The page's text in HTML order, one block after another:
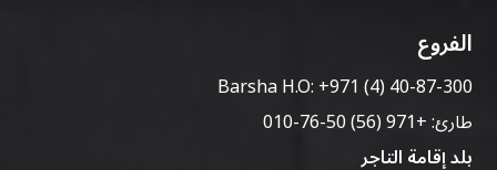
الفروع
Barsha H.O:+971 (4) 40-87-300
طارئ:+971 (56) 50-76-010
بلد إقامة التاجر